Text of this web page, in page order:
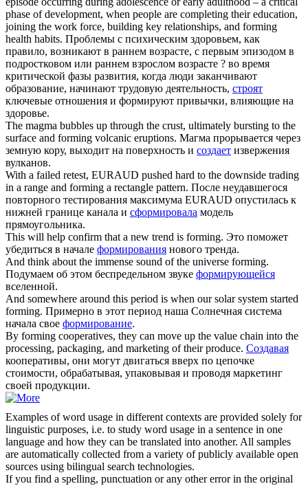
phase of development, when people are completing their education,
joining the work force, building key relationships, and forming
health habits. Проблемы с психическим здоровьем, как
правило, возникают в раннем возрасте, с первым эпизодом в
подростковом или раннем взрослом возрасте ? во время
критической фазы развития, когда люди заканчивают
образование, начинают трудовую деятельность, строят
ключевые отношения и формируют привычки, влияющие на
здоровье.
The magma bubbles up through the crust, ultimately bursting to the
surface and forming volcanic eruptions. Магма прорывается через
земную кору, выходит на поверхность и создает извержения
вулканов.
With a failed retest, EURAUD pushed hard to the downside trading
in a range and forming a rectangle pattern. После неудавшегося
повторного тестирования максимума EURAUD опустилась к
нижней границе канала и сформировала модель
прямоугольника.
This will help confirm that a new trend is forming. Это поможет
убедиться в начале формирования нового тренда.
And think about the immense sound of the universe forming.
Подумаем об этом беспредельном звуке формирующейся
вселенной.
And somewhere around this period is when our solar system started
forming. Примерно в этот период наша Солнечная система
начала свое формирование.
By forming cooperatives, they can move up the value chain into the
processing, packaging, and marketing of their produce. Создавая
кооперативы, они могут двигаться вверх по цепочке
стоимости, обрабатывая, упаковывая и проводя маркетинг
своей продукции.
Examples of word usage in different contexts are provided solely for
linguistic purposes, i.e. to study word usage in a sentence in one
language and how they can be translated into another. All samples
are automatically collected from a variety of publicly available open
sources using bilingual search technologies.
If you find a spelling, punctuation or any other error in the original